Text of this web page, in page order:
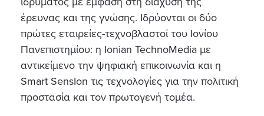
έρευνας και της γνώσης. Ιδρύονται οι δύο
πρώτες εταιρείες-τεχνοβλαστοί του Ιονίου
Πανεπιστημίου: η Ionian TechnoMedia με
αντικείμενο την ψηφιακή επικοινωνία και η
Smart SensIon τις τεχνολογίες για την πολιτική
προστασία και τον πρωτογενή τομέα.